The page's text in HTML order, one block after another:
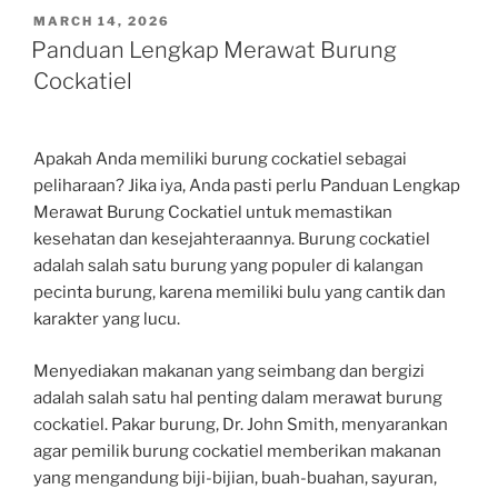
POSTED
ON
MARCH 14, 2026
Panduan Lengkap Merawat Burung
Cockatiel
Apakah Anda memiliki burung cockatiel sebagai
peliharaan? Jika iya, Anda pasti perlu Panduan Lengkap
Merawat Burung Cockatiel untuk memastikan
kesehatan dan kesejahteraannya. Burung cockatiel
adalah salah satu burung yang populer di kalangan
pecinta burung, karena memiliki bulu yang cantik dan
karakter yang lucu.
Menyediakan makanan yang seimbang dan bergizi
adalah salah satu hal penting dalam merawat burung
cockatiel. Pakar burung, Dr. John Smith, menyarankan
agar pemilik burung cockatiel memberikan makanan
yang mengandung biji-bijian, buah-buahan, sayuran,